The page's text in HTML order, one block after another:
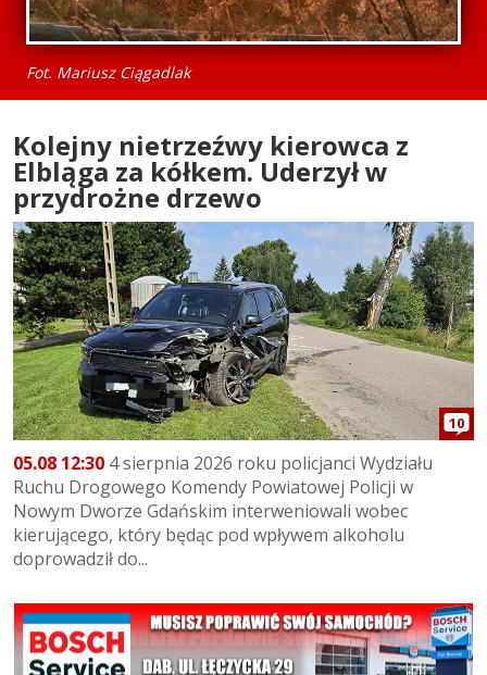
Fot. Mariusz Ciągadlak
Kolejny nietrzeźwy kierowca z
Elbląga za kółkem. Uderzył w
przydrożne drzewo
10
05.08 12:30 4 sierpnia 2026 roku policjanci Wydziału
Ruchu Drogowego Komendy Powiatowej Policji w
Nowym Dworze Gdańskim interweniowali wobec
kierującego, który będąc pod wpływem alkoholu
doprowadził do...